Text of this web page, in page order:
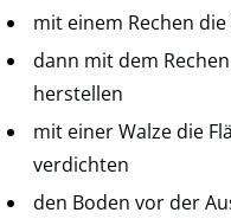
mit einem Rechen
dann mit dem
herstellen
mit einer Walze die
verdichten
den Boden vor der